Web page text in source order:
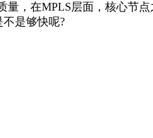
，在MPLS层面，核心节点
是够快呢?